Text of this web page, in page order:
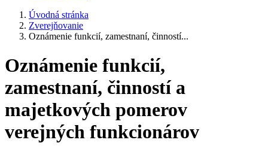
Úvodná stránka
Zverejňovanie
Oznámenie funkcií, zamestnaní, činností...
Oznámenie funkcií,
zamestnaní, činností a
majetkových pomerov
verejných funkcionárov